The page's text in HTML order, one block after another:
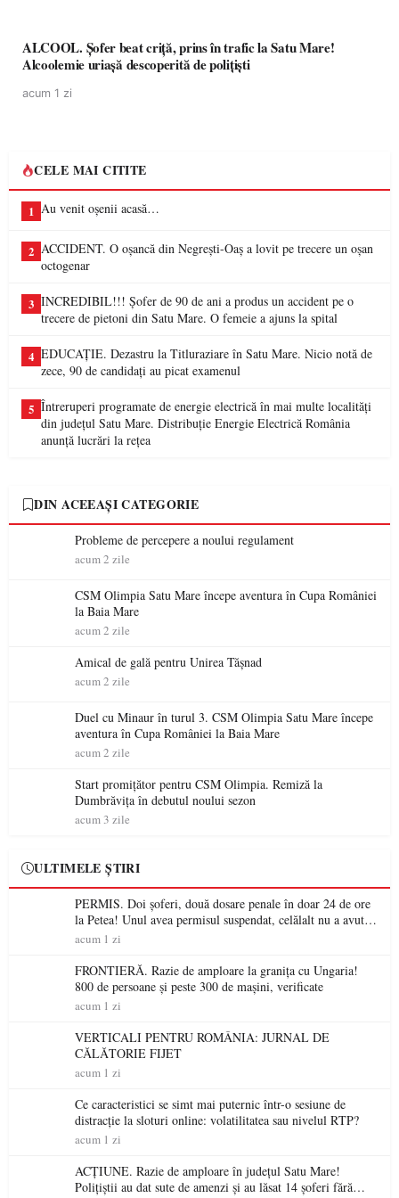
ALCOOL. Șofer beat criță, prins în trafic la Satu Mare!
Alcoolemie uriașă descoperită de polițiști
acum 1 zi
CELE MAI CITITE
1 Au venit oșenii acasă…
2 ACCIDENT. O oșancă din Negrești-Oaș a lovit pe trecere un oșan
octogenar
3 INCREDIBIL!!! Șofer de 90 de ani a produs un accident pe o
trecere de pietoni din Satu Mare. O femeie a ajuns la spital
4 EDUCAȚIE. Dezastru la Titluraziare în Satu Mare. Nicio notă de
zece, 90 de candidați au picat examenul
5 Întreruperi programate de energie electrică în mai multe localități
din județul Satu Mare. Distribuție Energie Electrică România
anunță lucrări la rețea
DIN ACEEAȘI CATEGORIE
Probleme de percepere a noului regulament
acum 2 zile
CSM Olimpia Satu Mare începe aventura în Cupa României
la Baia Mare
acum 2 zile
Amical de gală pentru Unirea Tășnad
acum 2 zile
Duel cu Minaur în turul 3. CSM Olimpia Satu Mare începe
aventura în Cupa României la Baia Mare
acum 2 zile
Start promițător pentru CSM Olimpia. Remiză la
Dumbrăvița în debutul noului sezon
acum 3 zile
ULTIMELE ȘTIRI
PERMIS. Doi șoferi, două dosare penale în doar 24 de ore
la Petea! Unul avea permisul suspendat, celălalt nu a avut
niciodată permis
acum 1 zi
FRONTIERĂ. Razie de amploare la granița cu Ungaria!
800 de persoane și peste 300 de mașini, verificate
acum 1 zi
VERTICALI PENTRU ROMÂNIA: JURNAL DE
CĂLĂTORIE FIJET
acum 1 zi
Ce caracteristici se simt mai puternic într-o sesiune de
distracție la sloturi online: volatilitatea sau nivelul RTP?
acum 1 zi
ACȚIUNE. Razie de amploare în județul Satu Mare!
Polițiștii au dat sute de amenzi și au lăsat 14 șoferi fără